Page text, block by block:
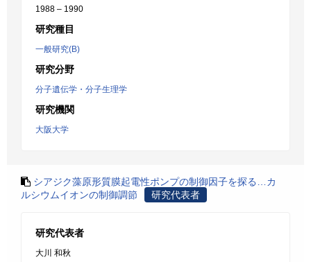
1988 – 1990
研究種目
一般研究(B)
研究分野
分子遺伝学・分子生理学
研究機関
大阪大学
シアジク藻原形質膜起電性ポンプの制御因子を探る…カ
ルシウムイオンの制御調節
研究代表者
研究代表者
大川 和秋